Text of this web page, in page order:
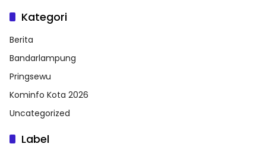
Kategori
Berita
Bandarlampung
Pringsewu
Kominfo Kota 2026
Uncategorized
Label